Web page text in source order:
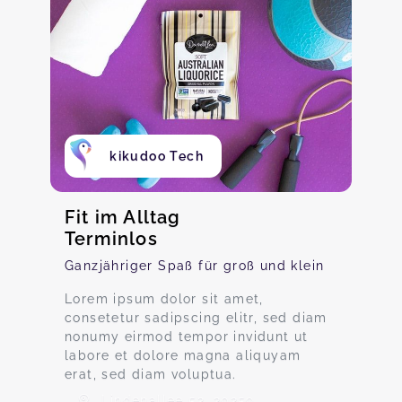
kikudoo Tech
Fit im Alltag
Terminlos
Ganzjähriger Spaß für groß und klein
Lorem ipsum dolor sit amet,
consetetur sadipscing elitr, sed diam
nonumy eirmod tempor invidunt ut
labore et dolore magna aliquyam
erat, sed diam voluptua.